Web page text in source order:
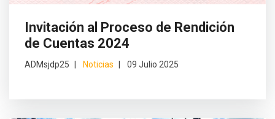
Invitación al Proceso de Rendición
de Cuentas 2024
ADMsjdp25 Noticias 09 Julio 2025